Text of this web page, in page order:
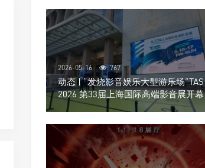
2026-05-16 767
动态 | “发烧影音娱乐大型游乐场”TAS
2026 第33届上海国际高端影音展开幕